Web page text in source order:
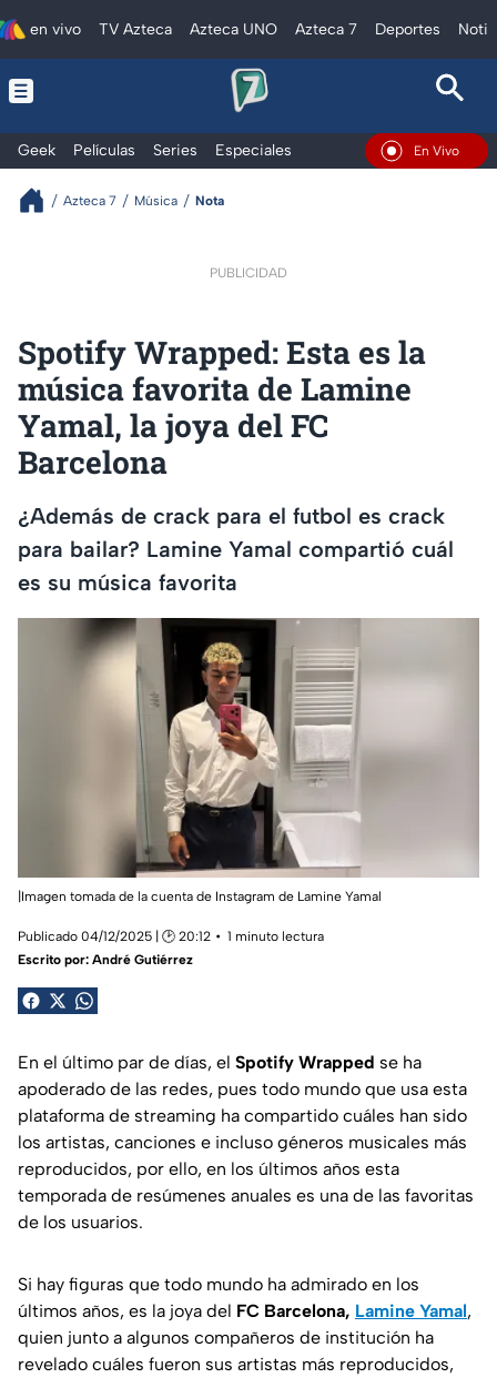
en vivo TV Azteca Azteca UNO Azteca 7 Deportes
Geek Películas Series Especiales En Vivo
Azteca 7 Música Nota
PUBLICIDAD
Spotify Wrapped: Esta es la
música favorita de Lamine
Yamal, la joya del FC
Barcelona
¿Además de crack para el futbol es crack
para bailar? Lamine Yamal compartió cuál
es su música favorita
|Imagen tomada de la cuenta de Instagram de Lamine Yamal
Publicado 04/12/2025 | 🕑 20:12
1 minuto lectura
Escrito por: André Gutiérrez
En el último par de días, el Spotify Wrapped se ha
apoderado de las redes, pues todo mundo que usa esta
plataforma de streaming ha compartido cuáles han sido
los artistas, canciones e incluso géneros musicales más
reproducidos, por ello, en los últimos años esta
temporada de resúmenes anuales es una de las favoritas
de los usuarios.
Si hay figuras que todo mundo ha admirado en los
últimos años, es la joya del FC Barcelona, Lamine Yamal,
quien junto a algunos compañeros de institución ha
revelado cuáles fueron sus artistas más reproducidos,